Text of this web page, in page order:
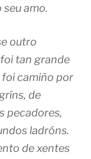
amo.
outro
tan grande
foi camiño por
de
pecadores,
ladróns.
de xentes